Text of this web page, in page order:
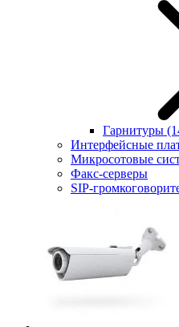
Гарнитуры
Интерфейсные
Микросотовые
Факс-серверы
SIP-